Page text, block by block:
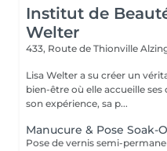
Institut de
Welter
433, Route de Thionville
Lisa Welter a su créer un
bien-être où elle accueille
son expérience, sa p...
Manucure & Pose Soak-